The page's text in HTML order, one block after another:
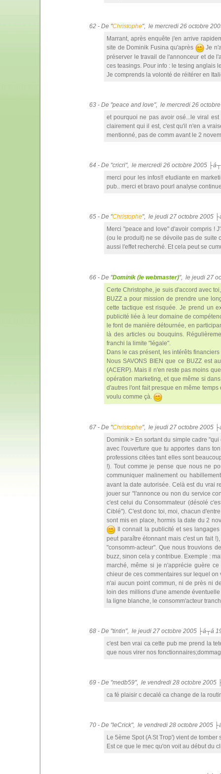
62 - De "Christophe", le mercredi 26 octobre
Marrant, après enquête j'en arrive
site de Dominik Fusina qu'après
Je
préserver le travail de l'annonceur et de
ces teasings. Pour info : le tesing anglais
Je comprends la volonté de réitérer en
63 - De "peace and love", le mercredi 26
et pourquoi ne pas avoir osé...le viral
clairement qui il est, c'est qu'il n'en a
mentionné, pas de comm avant le 2
64 - De "cricri", le mercredi 26 octobre 2005
merci pour les infos!! etudiante en
pub.. merci et bravo pourl analyse
65 - De "Christophe", le jeudi 27 octobre 2005
Merci "peace and love" d'avoir compris !
(ou le produit) ne se dévoile pas de suite
aussi l'effet recherché. Et cela peut se
66 - De "Dominik (le webmaster)", le jeudi 27
Certe Christophe, je suis d'accord avec
BUZZ a pour mission de prendre une
cette tactique est risquée. Je prend un
publicité liée à leur domaine de
le font de manière détournée, en
là des articles ou bouquins.
franchi la limite "légale".
Dans le cas présent, les intérêts
Nous SAVONS BIEN que ce BUZZ est
(ACERP). Mais il n'en reste pas moins
opération marketing, et que même si
d'autres l'ont fait presque en même
voulu comme çà.
67 - De "Christophe", le jeudi 27 octobre 2005
Dominik > En sortant du simple cadre
avec l'ouverture que tu apportes dans
professions citées tant elles sont
!). Tout comme je pense que nous ne
communiquer malinement ou
avant la date autorisée. Celà est du vrai
jouer sur "l'annonce ou non du service
c'est celui du Consommateur (désolé
Ciblé"). C'est donc toi, moi, chacun
sont mis en place, hormis la date du 2
Il connait la publicité et ses
peut paraître étonnant mais c'est un fait
"consomm-acteur". Que nous trouvions
buzz, sinon cela y contribue. Exemple :
marché, même si je n'apprécie guère
chieur de ces commentaires sur lequel
n'ai aucun point commun, ni de près ni
loin des millions d'une amende
la ligne blanche, le consomm'acteur
68 - De "tintin", le jeudi 27 octobre 2005 ├á┬á
c'est ben vrai ca cette pub me prend la
que nous virer nos
69 - De "medb59", le vendredi 28 octobre 2005
ca fé plaisir c decalé ca change de la
70 - De "leCrick", le vendredi 28 octobre 2005
Le 5ème Spot (A St Trop') vient de tomber
Est ce que le mec qu'on voit au début du